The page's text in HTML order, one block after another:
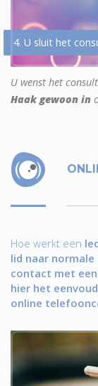
4. U sluit het
U wenst het
Haak gewoon in
Hoe werkt een
lid naar
contact met
hier het
online